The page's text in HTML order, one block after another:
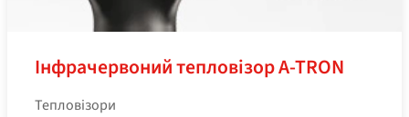
Інфрачервоний тепловізор A‑TRON
Тепловізори